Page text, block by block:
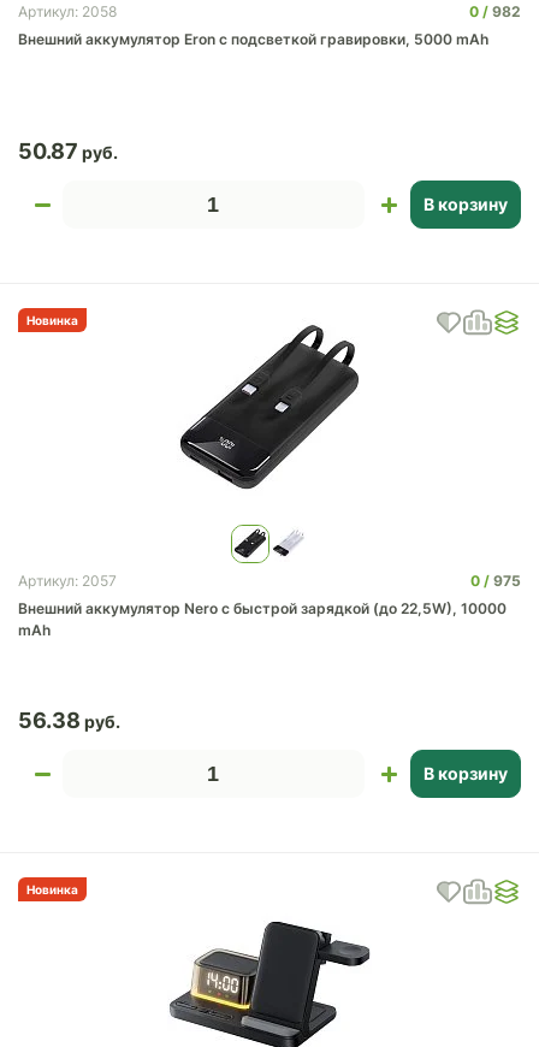
Артикул: 2058 0
982
Внешний аккумулятор Eron с подсветкой гравировки, 5000 mAh
50.87
В корзину
Новинка
Артикул: 2057 0
975
Внешний аккумулятор Nero с быстрой зарядкой (до 22,5W), 10000
mAh
56.38
В корзину
Новинка